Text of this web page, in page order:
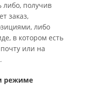
либо, получив
заказ,
либо
в котором есть
или на
режиме